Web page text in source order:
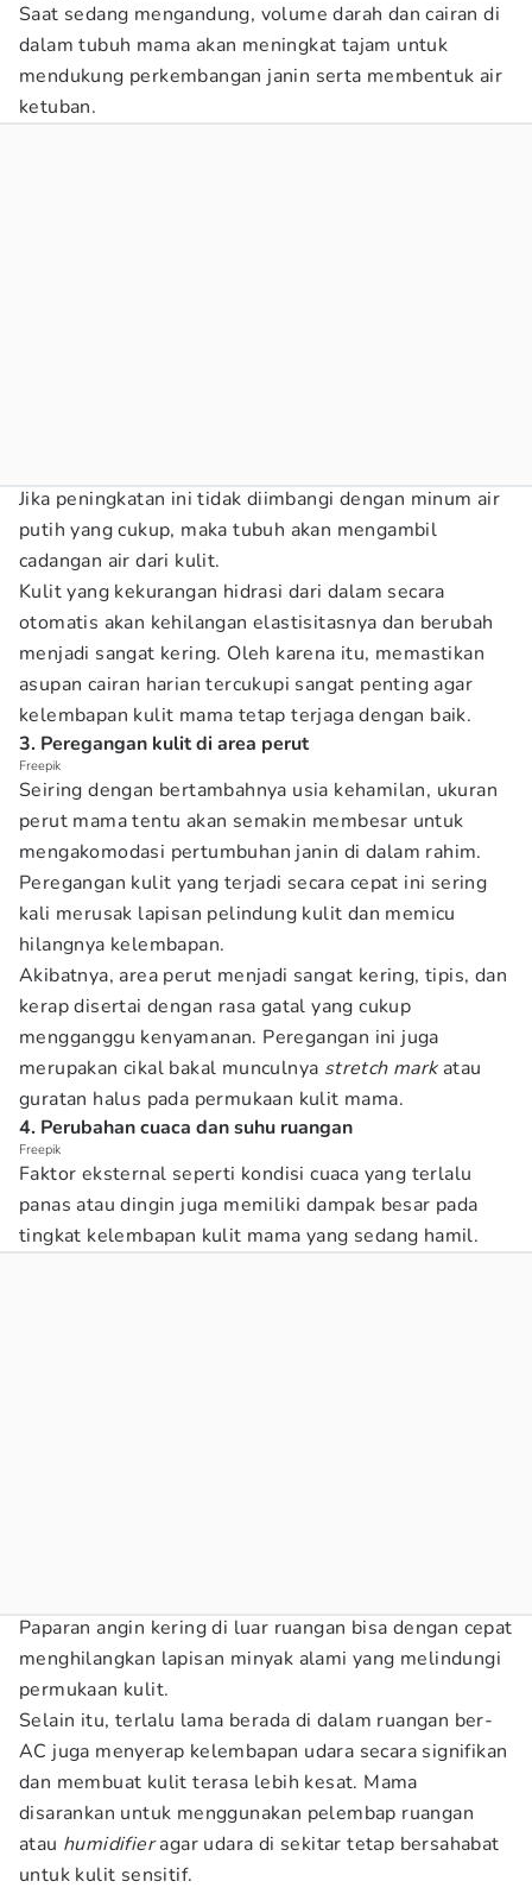
Saat sedang mengandung, volume darah dan cairan di
dalam tubuh mama akan meningkat tajam untuk
mendukung perkembangan janin serta membentuk air
ketuban.
Jika peningkatan ini tidak diimbangi dengan minum air
putih yang cukup, maka tubuh akan mengambil
cadangan air dari kulit.
Kulit yang kekurangan hidrasi dari dalam secara
otomatis akan kehilangan elastisitasnya dan berubah
menjadi sangat kering. Oleh karena itu, memastikan
asupan cairan harian tercukupi sangat penting agar
kelembapan kulit mama tetap terjaga dengan baik.
3. Peregangan kulit di area perut
Freepik
Seiring dengan bertambahnya usia kehamilan, ukuran
perut mama tentu akan semakin membesar untuk
mengakomodasi pertumbuhan janin di dalam rahim.
Peregangan kulit yang terjadi secara cepat ini sering
kali merusak lapisan pelindung kulit dan memicu
hilangnya kelembapan.
Akibatnya, area perut menjadi sangat kering, tipis, dan
kerap disertai dengan rasa gatal yang cukup
mengganggu kenyamanan. Peregangan ini juga
merupakan cikal bakal munculnya stretch markatau
guratan halus pada permukaan kulit mama.
4. Perubahan cuaca dan suhu ruangan
Freepik
Faktor eksternal seperti kondisi cuaca yang terlalu
panas atau dingin juga memiliki dampak besar pada
tingkat kelembapan kulit mama yang sedang hamil.
Paparan angin kering di luar ruangan bisa dengan cepat
menghilangkan lapisan minyak alami yang melindungi
permukaan kulit.
Selain itu, terlalu lama berada di dalam ruangan ber-
AC juga menyerap kelembapan udara secara signifikan
dan membuat kulit terasa lebih kesat. Mama
disarankan untuk menggunakan pelembap ruangan
atau humidifieragar udara di sekitar tetap bersahabat
untuk kulit sensitif.